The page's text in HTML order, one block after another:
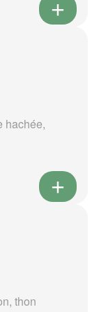
hachée,
thon